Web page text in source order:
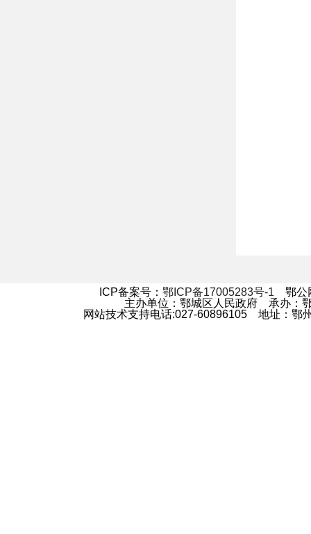
ICP备案号： 鄂ICP备17005283号-1 鄂公
主办单位：鄂城区人民政府 承办：
网站技术支持电话:027-60896105 地址：鄂